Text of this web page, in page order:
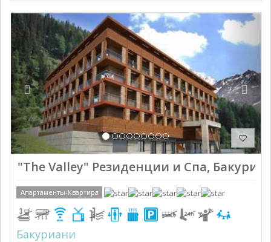
Previous Next
"The Valley" Резиденции и Спа,
Апартаменты-Квартира
Бакуриани